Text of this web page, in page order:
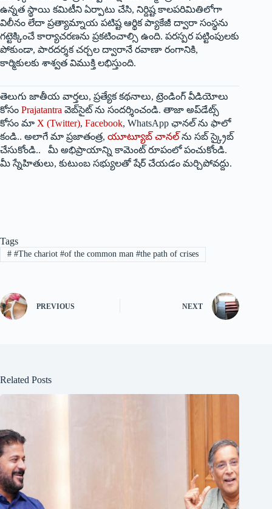
ఉన్నత స్థాయి కమిటీని ఏర్పాటు చేసి, నిర్దిష్ట కాలపరిమితిలోగా
విలీనం లేదా ప్రత్యామ్నాయ పటిష్ట ఆర్థిక ప్యాకేజీ ద్వారా సంస్థను
గట్టెక్కించే కార్యాచరణను ప్రకటించాల్సి ఉంది. పరస్పర పట్టింపులకు
పోకుండా, పారదర్శక చర్చల ద్వారానే రవాణా రంగానికి,
కార్మికులకు శాశ్వత విముక్తి లభిస్తుంది.
తెలుగు జాతీయ వార్తలు, ప్రత్యేక కథనాలు, ట్రెండింగ్ వీడియోలు
కోసం Prajatantra వెబ్‌సైట్ ను సందర్శించండి. తాజా అప్‌డేట్స్
కోసం మా X (Twitter), Facebook, WhatsApp ఛానల్ ను ఫాలో
కండి.. అలాగే మా ప్రజాతంత్ర, యూట్యూబ్ చానల్ ను సబ్ స్క్రైబ్
చేసుకోండి.. మీ అభిప్రాయాన్ని కామెంట్ రూపంలో పంచుకోండి.
మీ స్నేహితులు, కుటుంబ సభ్యులతో షేర్ చేయడం మర్చిపోవద్దు.
Tags
##The chariot #of the common man #the path of crises
PREVIOUS NEXT
Related Posts